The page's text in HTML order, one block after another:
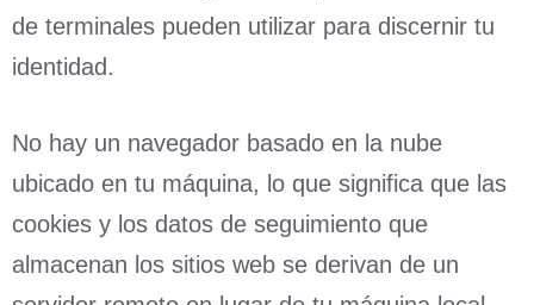
de terminales pueden utilizar para discernir tu
identidad.
No hay un navegador basado en la nube
ubicado en tu máquina, lo que significa que las
cookies y los datos de seguimiento que
almacenan los sitios web se derivan de un